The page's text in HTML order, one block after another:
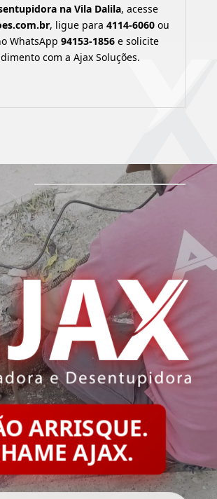
na Vila Dalila, acesse
, ligue para 4114-6060ou
WhatsApp94153-1856 e solicite
com a Ajax Soluções.
ARRISQUE.
AJAX.